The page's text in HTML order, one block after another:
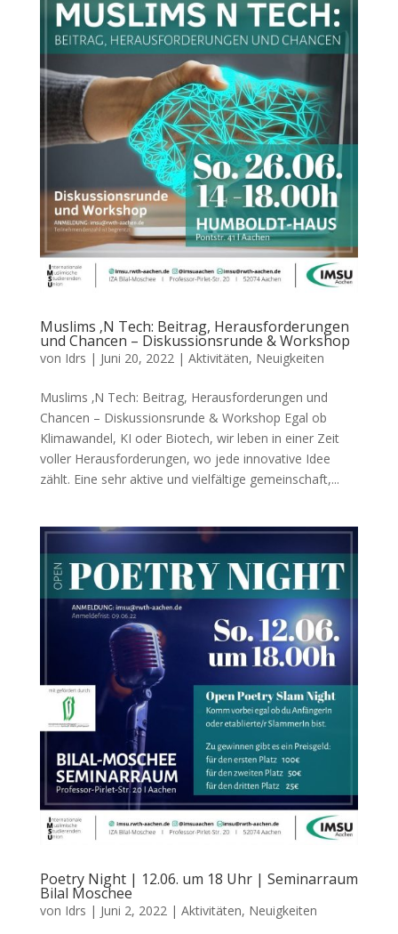
Muslims ‚N Tech: Beitrag, Herausforderungen
und Chancen – Diskussionsrunde & Workshop
von Idrs | Juni 20, 2022| Aktivitäten, Neuigkeiten
Muslims ‚N Tech: Beitrag, Herausforderungen und
Chancen – Diskussionsrunde & Workshop Egal ob
Klimawandel, KI oder Biotech, wir leben in einer Zeit
voller Herausforderungen, wo jede innovative Idee
zählt. Eine sehr aktive und vielfältige gemeinschaft,...
Poetry Night | 12.06. um 18 Uhr | Seminarraum
Bilal Moschee
von Idrs | Juni 2, 2022| Aktivitäten, Neuigkeiten